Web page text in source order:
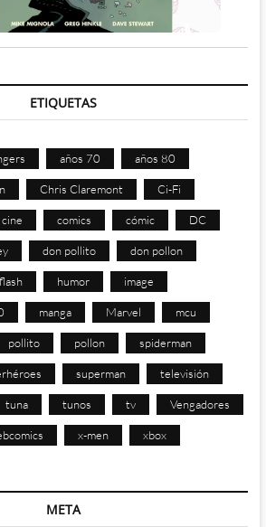
ETIQUETAS
años 70 años 80
Chris Claremont Ci-Fi
cine comics cómic DC
don pollito don pollon
flash humor image
manga Marvel mcu
pollito pollon spiderman
superman televisión
tuna tunos tv Vengadores
x-men xbox
META